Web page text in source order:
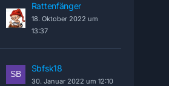
Rattenfänger
18. Oktober 2022 um
13:37
Sbfsk18
30. Januar 2022 um 12:10